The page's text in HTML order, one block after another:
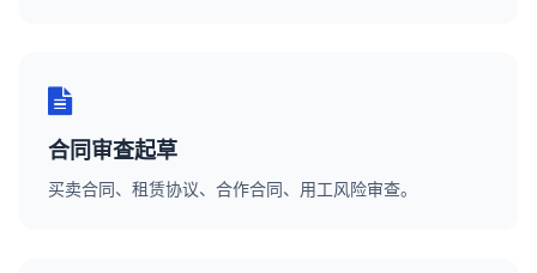
合同审查起草
买卖合同、租赁协议、合作合同、用工风险审查。